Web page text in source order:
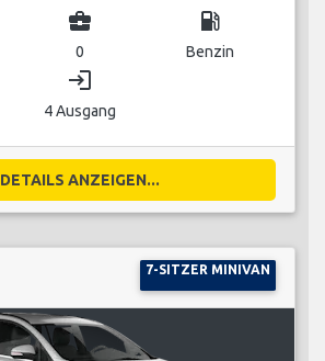
business_center
0
local_gas_station
Benzin
login
4 Ausgang
DETAILS ANZEIGEN...
7-SITZER MINIVAN